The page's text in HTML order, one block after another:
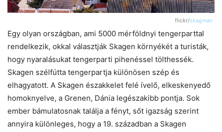
flickr/skagman
Egy olyan országban, ami 5000 mérföldnyi tengerparttal
rendelkezik, okkal választják Skagen környékét a turisták,
hogy nyaralásukat tengerparti pihenéssel tölthessék.
Skagen szélfútta tengerpartja különösen szép és
elhagyatott. A Skagen északkelet felé ívelő, elkeskenyedő
homoknyelve, a Grenen, Dánia legészakibb pontja. Sok
ember bámulatosnak találja a fényt, sőt igazság szerint
annyira különleges, hogy a 19. században a Skagen